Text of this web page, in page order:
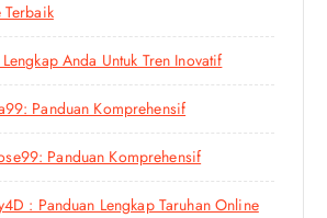
Anda Untuk Tren Inovatif
Panduan Komprehensif
Panduan Komprehensif
: Panduan Lengkap Taruhan Online